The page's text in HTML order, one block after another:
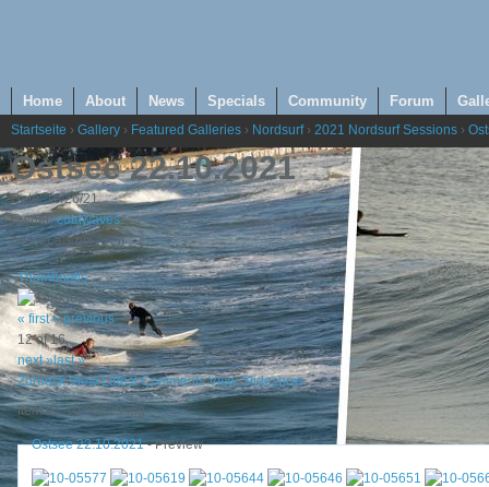
Home About News Specials Community Forum
Startseite › Gallery › Featured Galleries › Nordsurf› 2021 Nordsurf Sessions ›
Ostsee 22.10.2021
Date: 10/26/21
Owner:coldwaves
besser als nix
Thumbnails
« first « previous
12 of 16
next »last »
Zurueck View Latest Comments View Slideshow
Item ID: 10-05829.jpg
Ostsee 22.10.2021 - Preview